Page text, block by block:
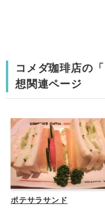
コメダ珈琲店の
想関連ページ
ポテサラサンド